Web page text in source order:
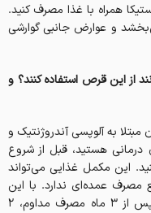
همراه با غذا مصرف کنید.
و عوارض جانبی گوارشی
از این قرص استفاده کنند؟ و
به آلوپسی آندروژنتیک و
هستید، قبل از شروع
این مکمل غذایی می‌تواند
عمده‌ای ندارد. با این
حال، به عنوان احتیاط، توصیه می‌شود پس از ۳ ماه مصرف مداوم، ۲